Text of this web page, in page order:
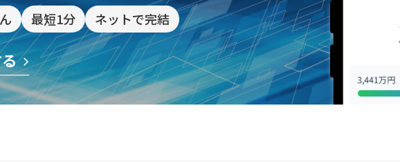
最短1分 ネットで完結
る